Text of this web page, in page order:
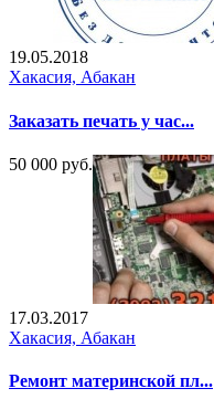
19.05.2018
Хакасия, Абакан
Зaкaзать печать y час...
50 000 руб.
17.03.2017
Хакасия, Абакан
Peмонт материнской пл...